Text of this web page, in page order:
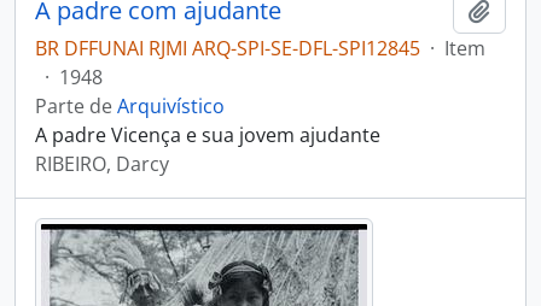
A padre com ajudante
BR DFFUNAI RJMI ARQ-SPI-SE-DFL-SPI12845 · Item
· 1948
Parte deArquivístico
A padre Vicença e sua jovem ajudante
RIBEIRO, Darcy